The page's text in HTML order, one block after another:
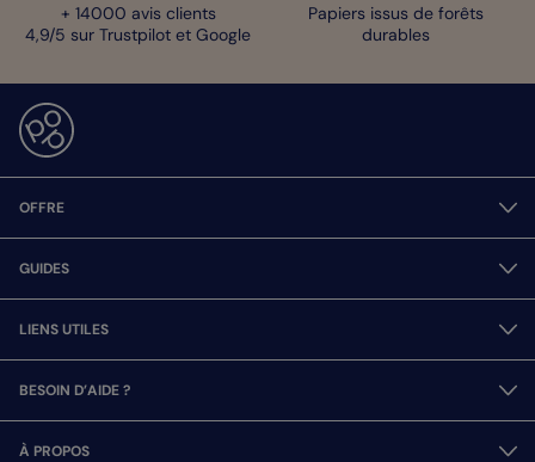
+ 14000 avis clients
4,9/5 sur Trustpilot et Google
Papiers issus de forêts
durables
OFFRE
GUIDES
LIENS UTILES
BESOIN D’AIDE ?
À PROPOS